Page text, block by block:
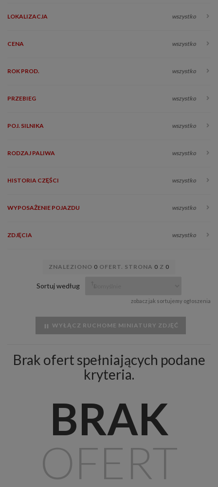
LOKALIZACJA wszystko
CENA wszystko
ROK PROD. wszystko
PRZEBIEG wszystko
POJ. SILNIKA wszystko
RODZAJ PALIWA wszystko
HISTORIA CZĘŚCI wszystko
WYPOSAŻENIE POJAZDU wszystko
ZDJĘCIA wszystko
ZNALEZIONO 0 OFERT. STRONA 0 Z 0
Sortuj według
zobacz jak sortujemy ogłoszenia
WYŁĄCZ RUCHOME MINIATURY ZDJĘĆ
Brak ofert spełniających podane
kryteria.
BRAK
OFERT